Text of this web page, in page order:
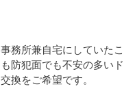
事務所兼自宅にしていた
も防犯面でも不安の多い
交換をご希望です。